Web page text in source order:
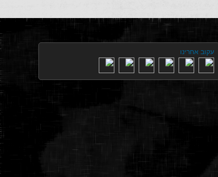
עקוב אחרינו